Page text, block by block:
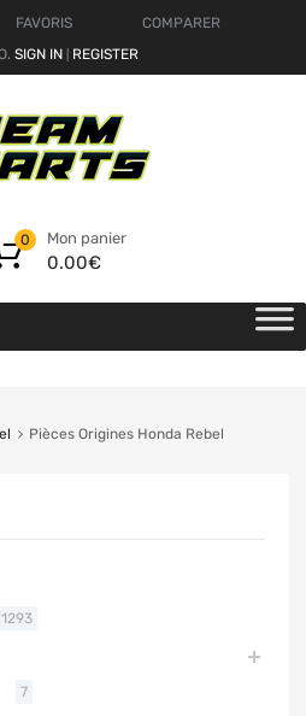
FAVORIS
COMPARER
SIGN IN REGISTER
Mon panier
0.00€
0
Pièces Origines Honda Rebel
1293
7